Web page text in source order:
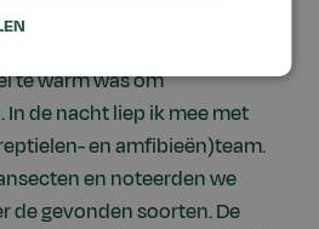
geringd en beschreven,
te warm was om
de nacht liep ik mee met
en amfibieën)team.
en noteerden we
de gevonden soorten. De